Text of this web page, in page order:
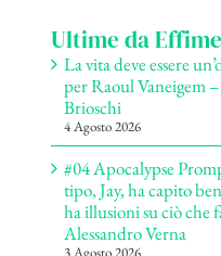
Ultime da
La vita deve essere
per Raoul Vaneigem
Brioschi
4 Agosto 2026
#04 Apocalypse
tipo, Jay, ha capito
ha illusioni su ciò che
Alessandro Verna